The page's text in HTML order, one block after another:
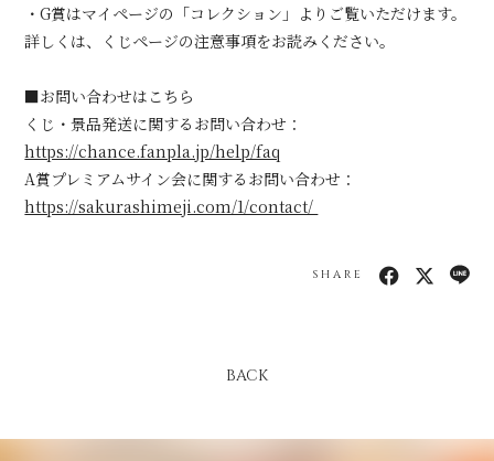
・G賞はマイページの「コレクション」よりご覧いただけます。
詳しくは、くじページの注意事項をお読みください。
■お問い合わせはこちら
くじ・景品発送に関するお問い合わせ：
https://chance.fanpla.jp/help/faq
A賞プレミアムサイン会に関するお問い合わせ：
https://sakurashimeji.com/1/contact/
SHARE
BACK